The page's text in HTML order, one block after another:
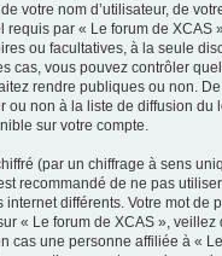
votre nom d’utilisateur, de
requis par « Le forum de XCAS
ou facultatives, à la seule
cas, vous pouvez contrôler
rendre publiques ou non.
ou non à la liste de diffusion du
sur votre compte.
(par un chiffrage à sens
recommandé de ne pas
différents. Votre mot de
« Le forum de XCAS »,
cas une personne affiliée à «